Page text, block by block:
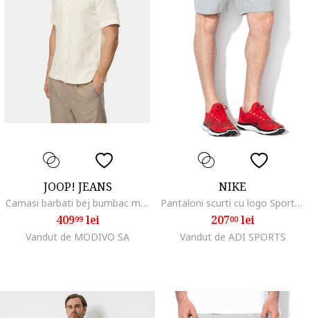
JOOP! JEANS
Camasi barbati bej bumbac maneca scurta regular fit,
40999lei
Vandut de MODIVO SA
NIKE
Pantaloni scurti cu logo Sportswear, Gri melange
20700lei
Vandut de ADI SPORTS